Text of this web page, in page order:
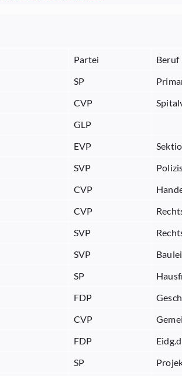
Partei Beruf
SP
CVP
GLP
EVP
SVP
CVP
CVP
SVP
SVP
SP
FDP
CVP
FDP
SP